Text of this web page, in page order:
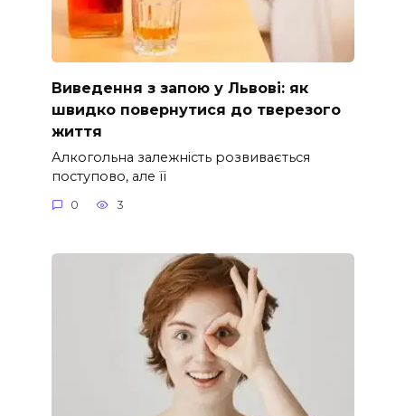
Виведення з запою у Львові: як
швидко повернутися до тверезого
життя
Алкогольна залежність розвивається
поступово, але її
0 3